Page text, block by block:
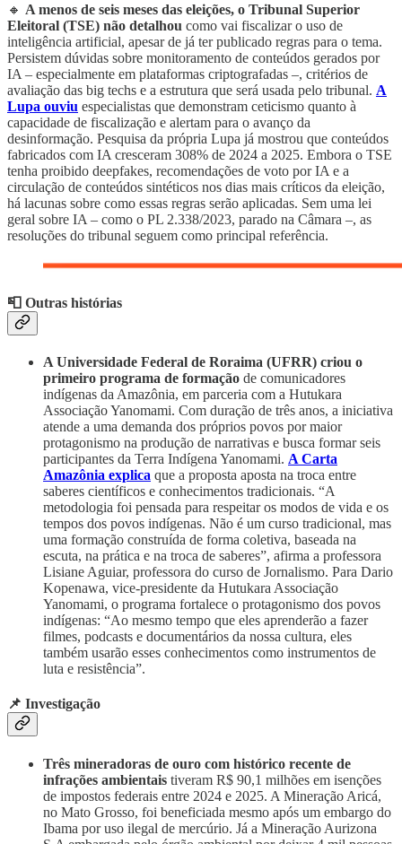
🔸 A menos de seis meses das eleições, o Tribunal Superior
Eleitoral (TSE) não detalhou como vai fiscalizar o uso de
inteligência artificial, apesar de já ter publicado regras para o tema.
Persistem dúvidas sobre monitoramento de conteúdos gerados por
IA – especialmente em plataformas criptografadas –, critérios de
avaliação das big techs e a estrutura que será usada pelo tribunal. A
Lupa ouviu especialistas que demonstram ceticismo quanto à
capacidade de fiscalização e alertam para o avanço da
desinformação. Pesquisa da própria Lupa já mostrou que conteúdos
fabricados com IA cresceram 308% de 2024 a 2025. Embora o TSE
tenha proibido deepfakes, recomendações de voto por IA e a
circulação de conteúdos sintéticos nos dias mais críticos da eleição,
há lacunas sobre como essas regras serão aplicadas. Sem uma lei
geral sobre IA – como o PL 2.338/2023, parado na Câmara –, as
resoluções do tribunal seguem como principal referência.
📮 Outras histórias
A Universidade Federal de Roraima (UFRR) criou o
primeiro programa de formação de comunicadores
indígenas da Amazônia, em parceria com a Hutukara
Associação Yanomami. Com duração de três anos, a iniciativa
atende a uma demanda dos próprios povos por maior
protagonismo na produção de narrativas e busca formar seis
participantes da Terra Indígena Yanomami. A Carta
Amazônia explica que a proposta aposta na troca entre
saberes científicos e conhecimentos tradicionais. “A
metodologia foi pensada para respeitar os modos de vida e os
tempos dos povos indígenas. Não é um curso tradicional, mas
uma formação construída de forma coletiva, baseada na
escuta, na prática e na troca de saberes”, afirma a professora
Lisiane Aguiar, professora do curso de Jornalismo. Para Dario
Kopenawa, vice-presidente da Hutukara Associação
Yanomami, o programa fortalece o protagonismo dos povos
indígenas: “Ao mesmo tempo que eles aprenderão a fazer
filmes, podcasts e documentários da nossa cultura, eles
também usarão esses conhecimentos como instrumentos de
luta e resistência”.
📌 Investigação
Três mineradoras de ouro com histórico recente de
infrações ambientais tiveram R$ 90,1 milhões em isenções
de impostos federais entre 2024 e 2025. A Mineração Aricá,
no Mato Grosso, foi beneficiada mesmo após um embargo do
Ibama por uso ilegal de mercúrio. Já a Mineração Aurizona